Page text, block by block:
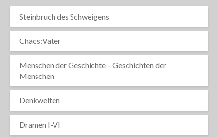
Steinbruch des Schweigens
Chaos:Vater
Menschen der Geschichte – Geschichten der
Menschen
Denkwelten
Dramen I-VI